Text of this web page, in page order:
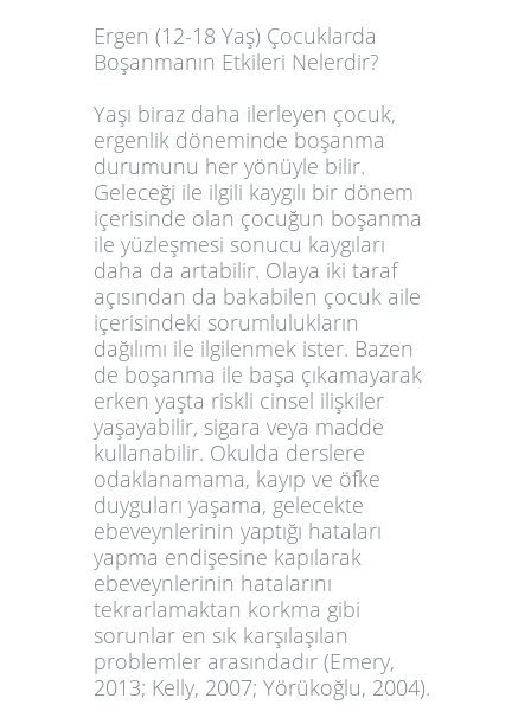
Ergen (12-18 Yaş) Çocuklarda
Boşanmanın Etkileri Nelerdir?
Yaşı biraz daha ilerleyen çocuk,
ergenlik döneminde boşanma
durumunu her yönüyle bilir.
Geleceği ile ilgili kaygılı bir dönem
içerisinde olan çocuğun boşanma
ile yüzleşmesi sonucu kaygıları
daha da artabilir. Olaya iki taraf
açısından da bakabilen çocuk aile
içerisindeki sorumlulukların
dağılımı ile ilgilenmek ister. Bazen
de boşanma ile başa çıkamayarak
erken yaşta riskli cinsel ilişkiler
yaşayabilir, sigara veya madde
kullanabilir. Okulda derslere
odaklanamama, kayıp ve öfke
duyguları yaşama, gelecekte
ebeveynlerinin yaptığı hataları
yapma endişesine kapılarak
ebeveynlerinin hatalarını
tekrarlamaktan korkma gibi
sorunlar en sık karşılaşılan
problemler arasındadır (Emery,
2013; Kelly, 2007; Yörükoğlu, 2004).